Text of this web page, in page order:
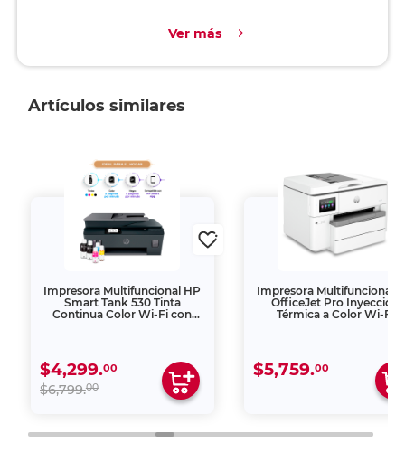
Ver más
Artículos similares
Impresora Multifuncional HP
Smart Tank 530 Tinta
Continua Color Wi-Fi con
$4,299.00
$6,799.00
Impresora Multifuncional
OfficeJet Pro Inyección
Térmica a Color Wi-Fi
$5,759.00